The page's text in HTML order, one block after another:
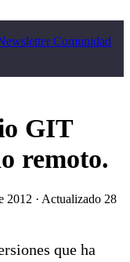
Comunidad
GIT
remoto.
2012 · Actualizado 28
que ha